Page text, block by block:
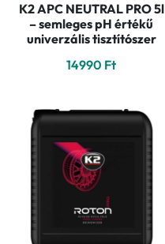
K2 APC NEUTRAL PRO 5l
– semleges pH értékű
univerzális tisztítószer
14990 Ft